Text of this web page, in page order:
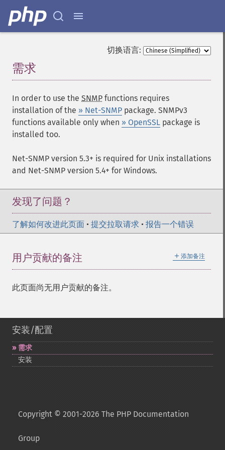
切换语言:
需求
In order to use the SNMP functions requires
installation of the » Net-SNMP package. SNMPv3
functions available only when » OpenSSL package is
installed too.
Net-SNMP version 5.3+ is required for Unix installations
and Net-SNMP version 5.4+ for Windows.
发现了问题？
了解如何改进此页面 • 提交拉取请求 • 报告一个错误
＋ 添加备注
用户贡献的备注
此页面尚无用户贡献的备注。
安装/配置
需求
安装
Copyright © 2001-2026 The PHP Documentation
Group